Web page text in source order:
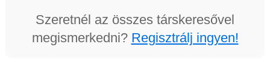
Szeretnél az összes társkeresővel
megismerkedni? Regisztrálj ingyen!